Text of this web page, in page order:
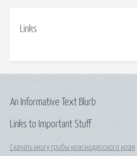
Links
Links to Important Stuff
Скачать книгу грибы краснодарского края
An Informative Text Blurb